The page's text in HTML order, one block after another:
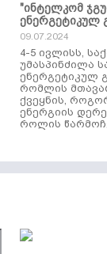
"ინტელკომ
ენერგეტიკულ
09.07.2024
4-5 ივლისს,
უმასპინძილა
ენერგეტიკულ
რომლის
ქვეყნის,
ენერგიის
როლის